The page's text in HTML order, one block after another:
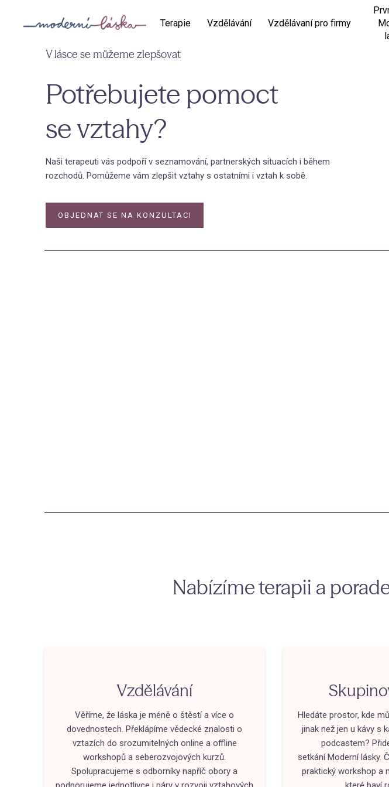
Terapie Vzdělávání Vzdělávaní pro firmy
V lásce se můžeme zlepšovat
Potřebujete pomoct
se vztahy?
Naši terapeuti vás podpoří v seznamování, partnerských situacích i během
rozchodů. Pomůžeme vám zlepšit vztahy s ostatními i vztah k sobě.
OBJEDNAT SE NA KONZULTACI
Nabízíme terapii a
Vzdělávání
Věříme, že láska je méně o štěstí a více o
dovednostech. Překlápíme vědecké znalosti o
vztazích do srozumitelných online a offline
workshopů a seberozvojových kurzů.
Spolupracujeme s odborníky napříč obory a
Hledáte prostor, kde
jinak než jen u kávy s
podcastem?
setkání Moderní lásky.
praktický workshop a